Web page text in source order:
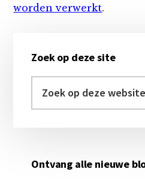
worden verwerkt.
Sidebar
Zoek op deze site
op
Ontvang alle nieuwe